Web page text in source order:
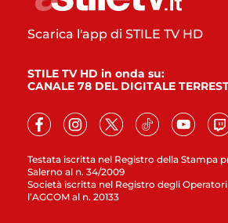
Testata iscritta nel Registro della Stampa
Salerno al n. 34/2009
Società iscritta nel Registro degli
l’AGCOM al n. 20133
Scarica l'app di STILE TV HD
STILE TV HD in onda su:
CANALE 78 DEL DIGITALE